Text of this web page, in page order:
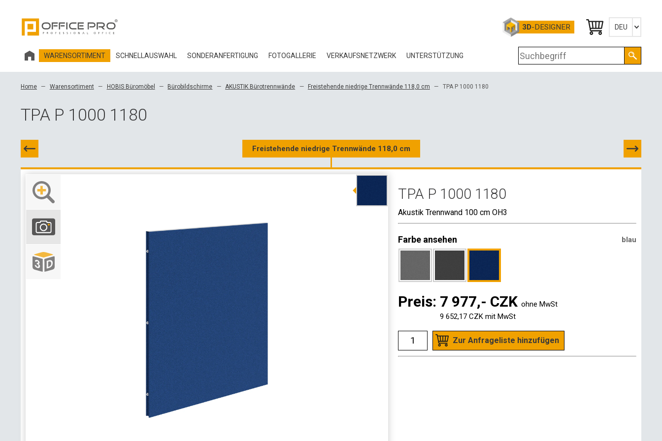
3D-DESIGNER DEU
English
WARENSORTIMENT SCHNELLAUSWAHL SONDERANFERTIGUNG FOTOGALLERIE VERKAUFSNETZWERK UNTERSTÜTZUNG
BLOG
3D-DATEN
GROSSHANDELSKONTAKTE
Home Warensortiment HOBIS Büromöbel Bürobildschirme AKUSTIK Bürotrennwände Freistehende niedrige Trennwände 118,0 cm TPA P 1000 1180
TPA P 1000 1180
Freistehende niedrige Trennwände 118,0 cm
TPA P 1000 1180
Akustik Trennwand 100 cm OH3
Farbe ansehen blau
Preis: 7 977,- CZK ohne MwSt
9 652,17 CZK mit MwSt
Zur Anfrageliste hinzufügen